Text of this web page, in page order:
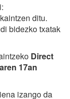
ditu.
bidezko txatak
Direct
17an
izango da